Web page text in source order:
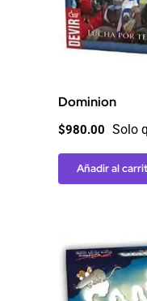
Dominion
$980.00 Solo
Añadir al